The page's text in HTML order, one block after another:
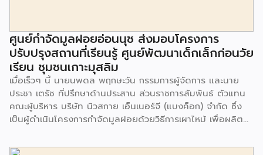
ศูนย์กำจัดมูลฝอยอ่อนนุช ส่งมอบโครงการ
ปรับปรุงสถานที่เรียนรู้ ศูนย์พัฒนาเด็กเล็กก่อนวัย
เรียน ชุมชนเกาะมุสลิม
เมื่อเร็วๆ นี้ นายนพดล พฤกษะวัน กรรมการผู้จัดการ และนาย
ประชา เตรัช ที่ปรึกษาด้านประสาน ส่วนราชการสัมพันธ์ ตัวแทน
คณะผู้บริหาร บริษัท นิวสกาย เอ็นเนอร์จี (แบงค็อก) จํากัด ซึ่ง
เป็นผู้ดำเนินโครงการกำจัดมูลฝอยด้วยวิธีการเผาไหม้ เพื่อผลิต
มูลฝอยอ่อนนุช เป็นประธานในพิธีส่งมอบโครงการปรับปรุงสถาน